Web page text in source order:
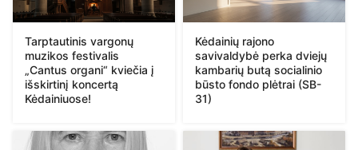
Tarptautinis vargonų
muzikos festivalis
„Cantus organi“ kviečia į
išskirtinį koncertą
Kėdainiuose!
Kėdainių rajono
savivaldybė perka dviejų
kambarių butą socialinio
būsto fondo plėtrai (SB-
31)